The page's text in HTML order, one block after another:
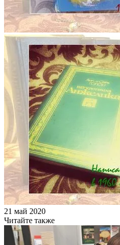
21 май 2020
Читайте также